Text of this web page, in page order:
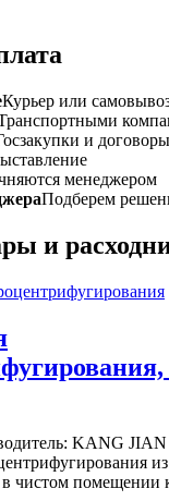
Курьер или
и договоры
менеджером
Подберем
и
KANG
чистом помещении